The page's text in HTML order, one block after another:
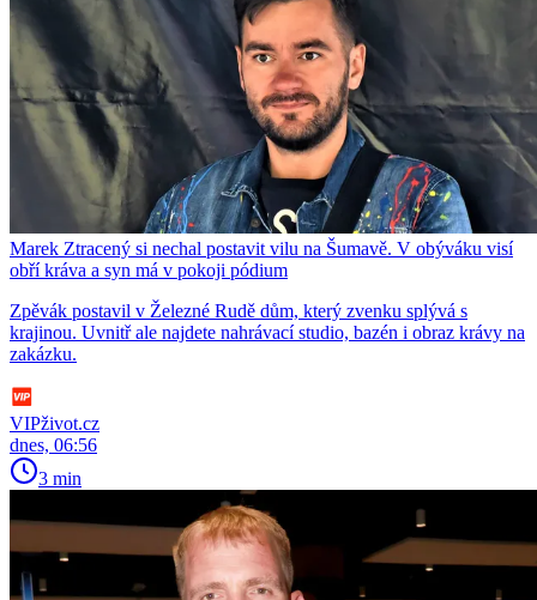
Marek Ztracený si nechal postavit vilu na Šumavě. V obýváku visí
obří kráva a syn má v pokoji pódium
Zpěvák postavil v Železné Rudě dům, který zvenku splývá s
krajinou. Uvnitř ale najdete nahrávací studio, bazén i obraz krávy na
zakázku.
VIPživot.cz
dnes, 06:56
3 min